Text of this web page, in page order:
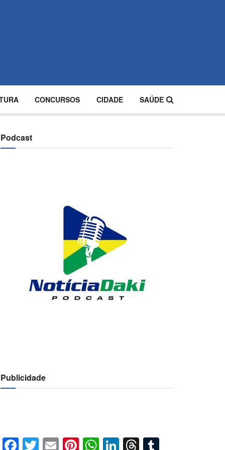
CONCURSOS CIDADE SAÚDE
Podcast
Publicidade
Facebook
Twitter
EmailPinterest
WhatsApp
LinkedIn
Threads